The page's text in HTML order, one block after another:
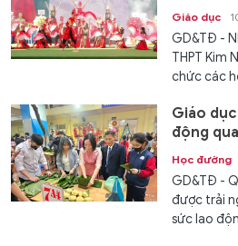
Giáo dục
GD&TĐ -
THPT Kim
chức các
Giáo
động
xuân
Học đường
GD&TĐ -
được trải
sức lao